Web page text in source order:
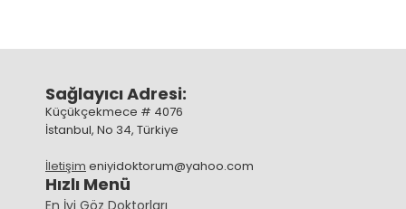
Sağlayıcı Adresi:
Küçükçekmece # 4076
İstanbul, No 34, Türkiye
İletişim eniyidoktorum@yahoo.com
Hızlı Menü
En İyi Göz Doktorları